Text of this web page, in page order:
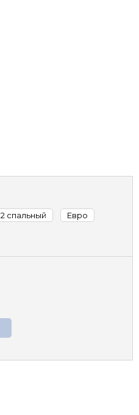
2 спальный
Евро